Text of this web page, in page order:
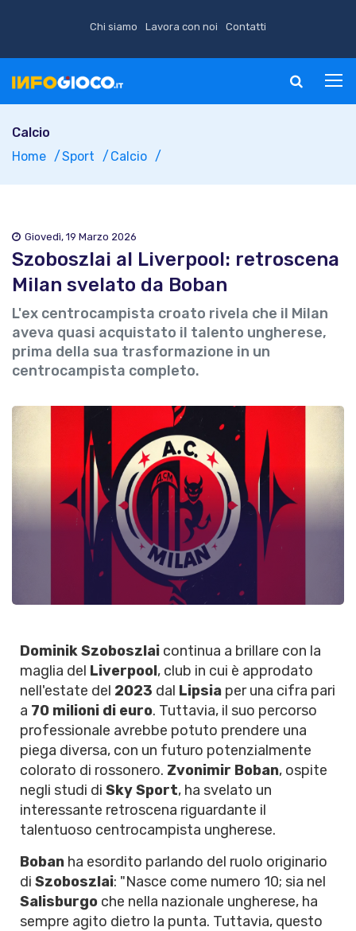
Chi siamo Lavora con noi Contatti
Calcio
Home
Sport Calcio
Giovedì, 19 Marzo 2026
Szoboszlai al Liverpool: retroscena
Milan svelato da Boban
L'ex centrocampista croato rivela che il Milan
aveva quasi acquistato il talento ungherese,
prima della sua trasformazione in un
centrocampista completo.
Dominik Szoboszlai continua a brillare con la
maglia del Liverpool, club in cui è approdato
nell'estate del 2023 dal Lipsia per una cifra pari
a 70 milioni di euro. Tuttavia, il suo percorso
professionale avrebbe potuto prendere una
piega diversa, con un futuro potenzialmente
colorato di rossonero. Zvonimir Boban, ospite
negli studi di Sky Sport, ha svelato un
interessante retroscena riguardante il
talentuoso centrocampista ungherese.
Boban ha esordito parlando del ruolo originario
di Szoboszlai: "Nasce come numero 10; sia nel
Salisburgo che nella nazionale ungherese, ha
sempre agito dietro la punta. Tuttavia, questo